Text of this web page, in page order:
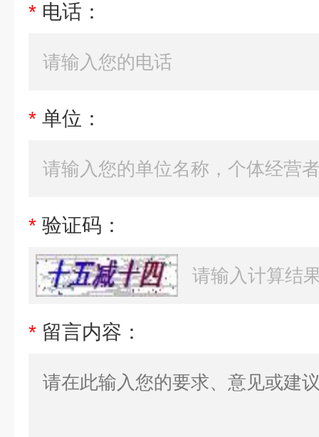
* 电话：
* 单位：
* 验证码：
* 留言内容：